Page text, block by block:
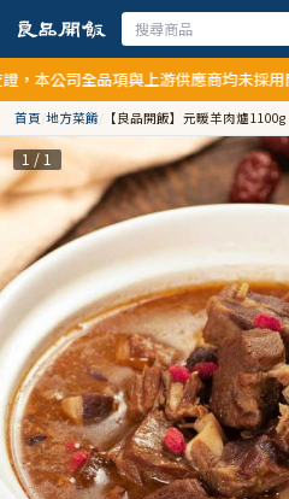
公司全品項與上游供應商均未採用問
首頁/地方菜餚/ 【良品開飯】元暖羊肉爐1100g
1 / 1